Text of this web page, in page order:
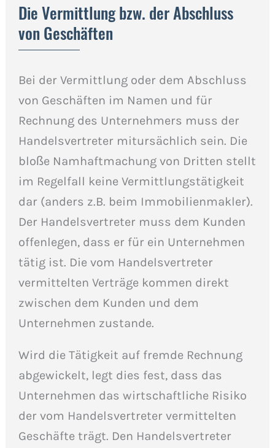
Die Vermittlung bzw. der Abschluss
von Geschäften
Bei der Vermittlung oder dem Abschluss
von Geschäften im Namen und für
Rechnung des Unternehmers muss der
Handelsvertreter mitursächlich sein. Die
bloße Namhaftmachung von Dritten stellt
im Regelfall keine Vermittlungstätigkeit
dar (anders z.B. beim Immobilienmakler).
Der Handelsvertreter muss dem Kunden
offenlegen, dass er für ein Unternehmen
tätig ist. Die vom Handelsvertreter
vermittelten Verträge kommen direkt
zwischen dem Kunden und dem
Unternehmen zustande.
Wird die Tätigkeit auf fremde Rechnung
abgewickelt, legt dies fest, dass das
Unternehmen das wirtschaftliche Risiko
der vom Handelsvertreter vermittelten
Geschäfte trägt. Den Handelsvertreter